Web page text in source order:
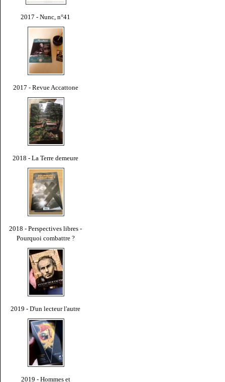
2017 - Nunc, n°41
2017 - Revue Accattone
2018 - La Terre demeure
2018 - Perspectives libres -
Pourquoi combattre ?
2019 - D'un lecteur l'autre
2019 - Hommes et